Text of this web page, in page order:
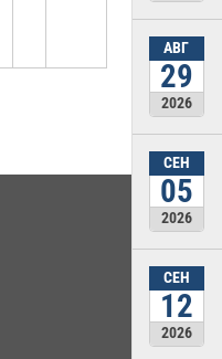
АВГ
29
2026
СЕН
05
2026
СЕН
12
2026